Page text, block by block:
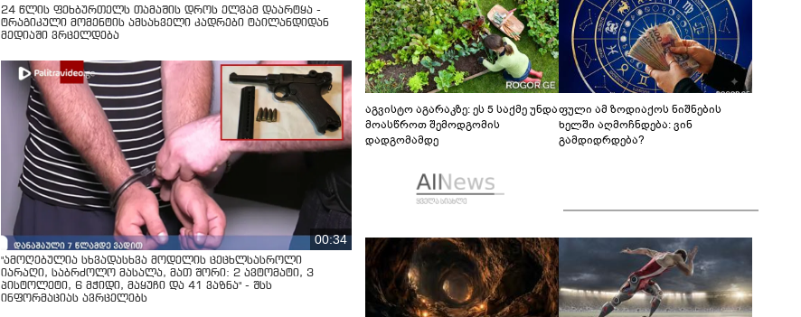
24 წლის ფეხბურთელს თამაშის დროს ელვამ დაარტყა -
ტრაგიკული მომენტის ამსახველი კადრები ტაილანდიდან
მედიაში ვრცელდება
00:34
"ამოღებულია სხვადასხვა მოდელის ცეცხლსასროლი
იარაღი, საბრძოლო მასალა, მათ შორი: 2 ავტომატი, 3
პისტოლეტი, 6 მჭიდი, მაყუჩი და 41 ვაზნა" - შსს
ინფორმაციას ავრცელებს
აგვისტო აგარაკზე: ეს 5 საქმე უნდა
მოასწროთ შემოდგომის
დადგომამდე
ფული ამ ზოდიაქოს ნიშნების
ხელში აღმოჩნდება: ვინ
გამდიდრდება?